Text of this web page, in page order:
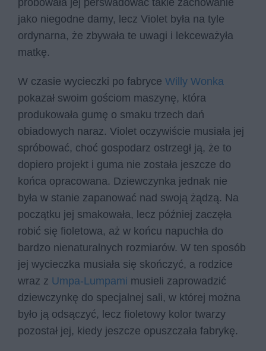
jako niegodne damy, lecz Violet była na tyle
ordynarna, że zbywała te uwagi i lekceważyła
matkę.
W czasie wycieczki po fabryce Willy Wonka
pokazał swoim gościom maszynę, która
produkowała gumę o smaku trzech dań
obiadowych naraz. Violet oczywiście musiała jej
spróbować, choć gospodarz ostrzegł ją, że to
dopiero projekt i guma nie została jeszcze do
końca opracowana. Dziewczynka jednak nie
była w stanie zapanować nad swoją żądzą. Na
początku jej smakowała, lecz później zaczęła
robić się fioletowa, aż w końcu napuchła do
bardzo nienaturalnych rozmiarów. W ten sposób
jej wycieczka musiała się skończyć, a rodzice
wraz z Umpa-Lumpami musieli zaprowadzić
dziewczynkę do specjalnej sali, w której można
było ją odsączyć, lecz fioletowy kolor twarzy
pozostał jej, kiedy jeszcze opuszczała fabrykę.